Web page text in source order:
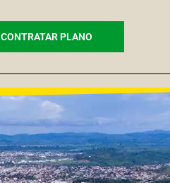
CONTRATAR PLANO